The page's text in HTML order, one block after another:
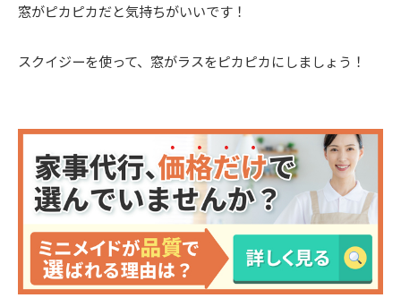
窓がピカピカだと気持ちがいいです！
スクイジーを使って、窓がラスをピカピカにしましょう！